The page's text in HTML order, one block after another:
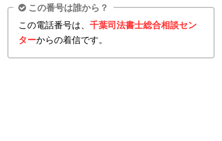
この番号は誰から？
この電話番号は、 千葉司法書士総合相談セン
ターからの着信です。